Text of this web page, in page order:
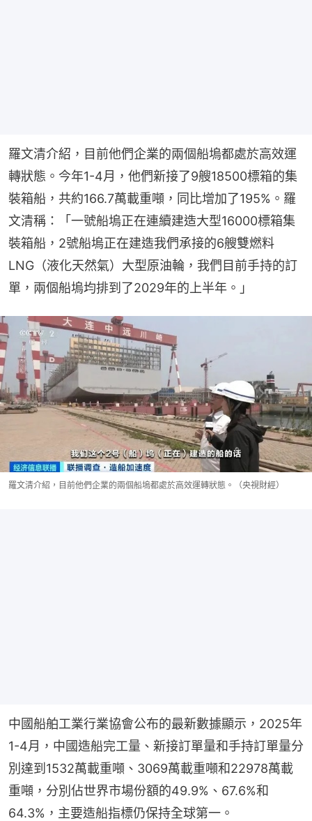
羅文清介紹，目前他們企業的兩個船塢都處於高效運
轉狀態。今年1-4月，他們新接了9艘18500標箱的集
裝箱船，共約166.7萬載重噸，同比增加了195%。羅
文清稱：「一號船塢正在連續建造大型16000標箱集
裝箱船，2號船塢正在建造我們承接的6艘雙燃料
LNG（液化天然氣）大型原油輪，我們目前手持的訂
單，兩個船塢均排到了2029年的上半年。」
羅文清介紹，目前他們企業的兩個船塢都處於高效運轉狀態。（央視財經）
中國船舶工業行業協會公布的最新數據顯示，2025年
1-4月，中國造船完工量、新接訂單量和手持訂單量分
別達到1532萬載重噸、3069萬載重噸和22978萬載
重噸，分別佔世界市場份額的49.9%、67.6%和
64.3%，主要造船指標仍保持全球第一。